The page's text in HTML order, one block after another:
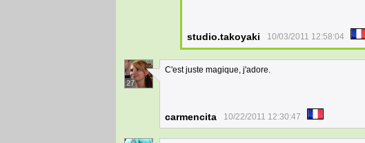
studio.takoyaki 10/03/2011 12:58:04
27
C'est juste magique, j'adore.
carmencita 10/22/2011 12:30:47